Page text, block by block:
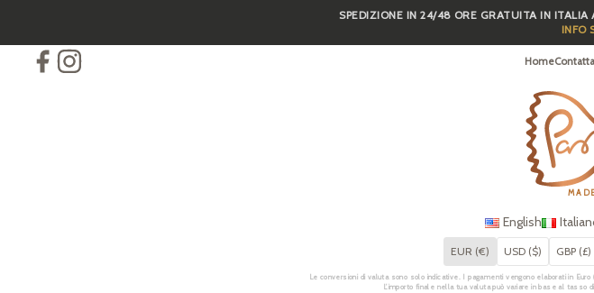
content
SPEDIZIONE IN 24/48 ORE GRATUITA IN
INFO
Home
English
EUR (€) USD ($) GBP (£)
Le conversioni di valuta sono solo indicative. I pagamenti vengono elaborati in
L’importo finale nella tua valuta può variare in base al tasso